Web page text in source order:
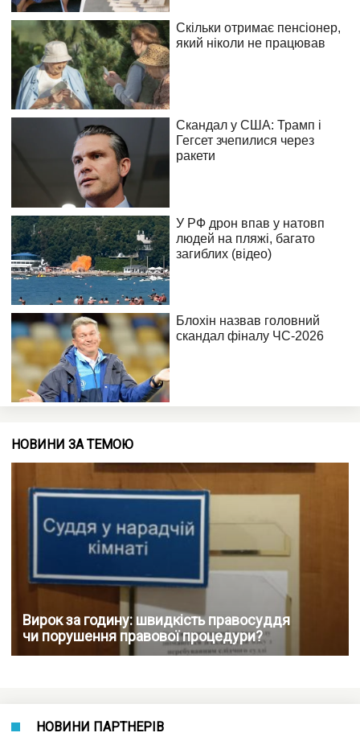
НОВИНИ ЗА ТЕМОЮ
Вирок за годину: швидкість правосуддя
чи порушення правової процедури?
НОВИНИ ПАРТНЕРІВ